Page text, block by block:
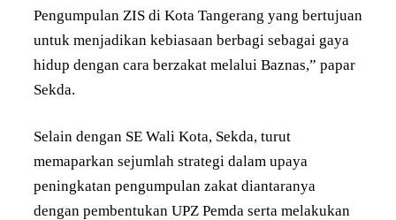
Pengumpulan ZIS di Kota Tangerang yang bertujuan
untuk menjadikan kebiasaan berbagi sebagai gaya
hidup dengan cara berzakat melalui Baznas,” papar
Sekda.
Selain dengan SE Wali Kota, Sekda, turut
memaparkan sejumlah strategi dalam upaya
peningkatan pengumpulan zakat diantaranya
dengan pembentukan UPZ Pemda serta melakukan